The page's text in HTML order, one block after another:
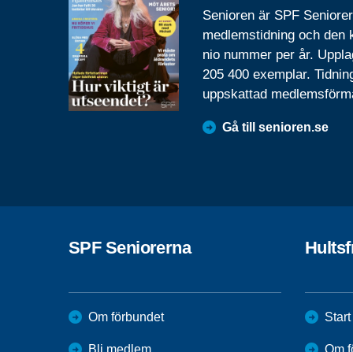
Senioren är SPF
medlemstidning och den
nio nummer per år.
205 400 exemplar.
uppskattad
Gå till senioren.se
SPF Seniorerna
Om förbundet
Bli medlem
Start
Om